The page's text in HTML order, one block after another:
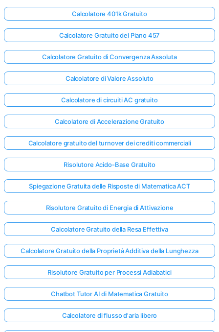
Calcolatore 401k Gratuito
Calcolatore Gratuito del Piano 457
Calcolatore Gratuito di Convergenza Assoluta
Calcolatore di Valore Assoluto
Calcolatore di circuiti AC gratuito
Calcolatore di Accelerazione Gratuito
Calcolatore gratuito del turnover dei crediti commerciali
Risolutore Acido-Base Gratuito
Spiegazione Gratuita delle Risposte di Matematica ACT
Risolutore Gratuito di Energia di Attivazione
Calcolatore Gratuito della Resa Effettiva
Calcolatore Gratuito della Proprietà Additiva della Lunghezza
Risolutore Gratuito per Processi Adiabatici
Chatbot Tutor AI di Matematica Gratuito
Calcolatore di flusso d'aria libero